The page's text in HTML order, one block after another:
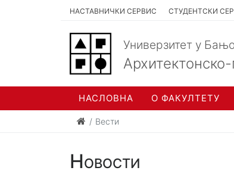
НАСТАВНИЧКИ СЕРВИС СТУДЕНТСКИ
Универзитет у
НАСЛОВНА О ФАКУЛТЕТУ
Вести
Новости